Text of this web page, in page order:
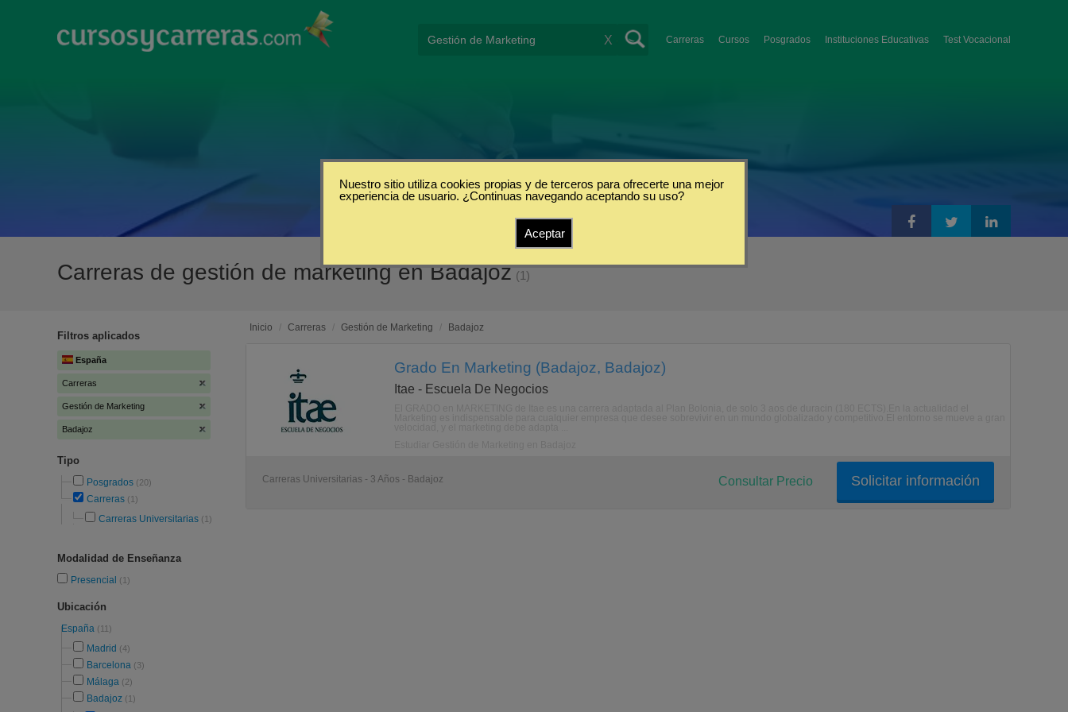
Carreras Cursos Posgrados Instituciones Educativas Test Vocacional
X
Carreras de gestión de marketing en Badajoz (1)
Filtros aplicados
España
Carreras
Gestión de Marketing
Badajoz
Tipo
Posgrados (20)
Carreras (1)
Carreras Universitarias (1)
Modalidad de Enseñanza
Presencial (1)
Ubicación
España (11)
Madrid (4)
Barcelona (3)
Málaga (2)
Badajoz (1)
Inicio / Carreras / Gestión de Marketing / Badajoz
Grado En Marketing (Badajoz, Badajoz)
Itae - Escuela De Negocios
Carreras Universitarias - 3 Años - Badajoz Solicitar información
Consultar Precio
Nuestro sitio utiliza cookies propias y de terceros para ofrecerte una mejor
experiencia de usuario. ¿Continuas navegando aceptando su uso?
Aceptar